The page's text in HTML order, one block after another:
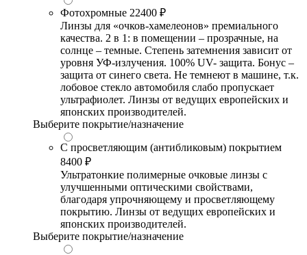
Фотохромные 22400 ₽
Линзы для «очков-хамелеонов» премиального
качества. 2 в 1: в помещении – прозрачные, на
солнце – темные. Степень затемнения зависит от
уровня УФ-излучения. 100% UV- защита. Бонус –
защита от синего света. Не темнеют в машине, т.к.
лобовое стекло автомобиля слабо пропускает
ультрафиолет. Линзы от ведущих европейских и
японских производителей.
Выберите покрытие/назначение
С просветляющим (антибликовым) покрытием
8400 ₽
Ультратонкие полимерные очковые линзы с
улучшенными оптическими свойствами,
благодаря упрочняющему и просветляющему
покрытию. Линзы от ведущих европейских и
японских производителей.
Выберите покрытие/назначение